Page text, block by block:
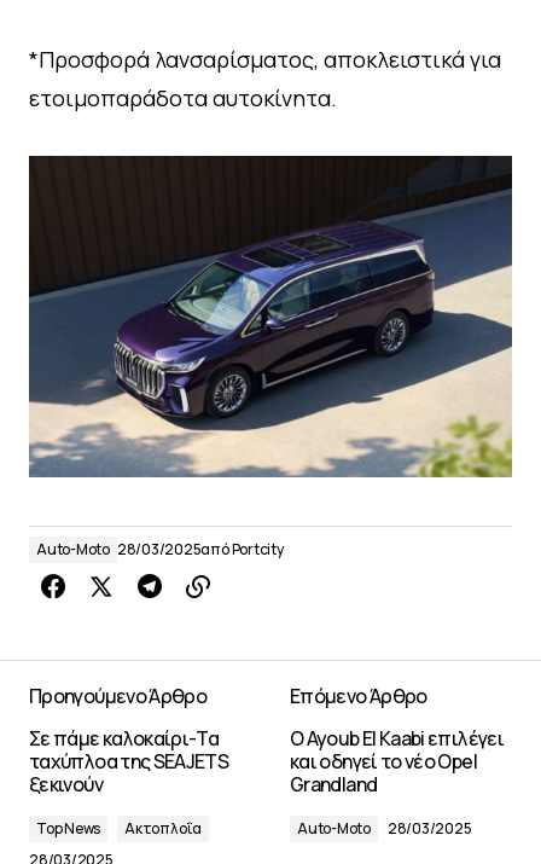
*Προσφορά λανσαρίσματος, αποκλειστικά για
ετοιμοπαράδοτα αυτοκίνητα.
Auto-Moto 28/03/2025απόPortcity
Προηγούμενο Άρθρο
Σε πάμε καλοκαίρι-Τα
ταχύπλοα της SEAJETS
ξεκινούν
Top News
Ακτοπλοΐα
28/03/2025
Επόμενο Άρθρο
O Ayoub El Kaabi επιλέγει
και οδηγεί το νέο Opel
Grandland
Auto-Moto 28/03/2025